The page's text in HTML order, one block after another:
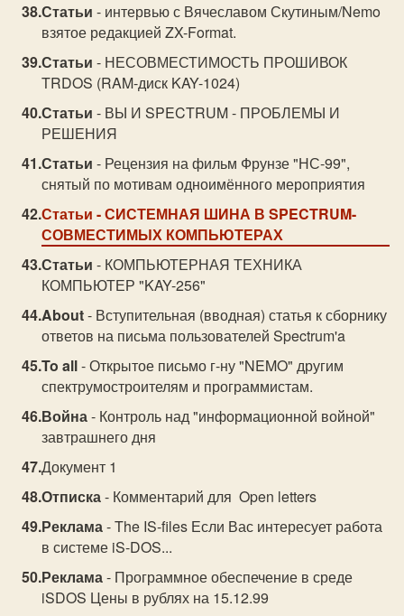
Статьи - интервью с Вячеславом Скутиным/Nemo
взятое редакцией ZX-Format.
Статьи - НЕСОВМЕСТИМОСТЬ ПРОШИВОК
TRDOS (RAM-диск KAY-1024)
Статьи - ВЫ И SPECTRUM - ПРОБЛЕМЫ И
РЕШЕНИЯ
Статьи - Рецензия на фильм Фрунзе "НС-99",
снятый по мотивам одноимённого мероприятия
Статьи - СИСТЕМНАЯ ШИНА В SPECTRUM-
СОВМЕСТИМЫХ КОМПЬЮТЕРАХ
Статьи - КОМПЬЮТЕРНАЯ ТЕХНИКА
КОМПЬЮТЕР "KAY-256"
About- Вступительная (вводная) статья к сборнику
ответов на письма пользователей Spectrum'a
To all- Открытое письмо г-ну "NEMO" другим
спектрумостроителям и программистам.
Война- Контроль над "информационной войной"
завтрашнего дня
Документ 1
Отписка- Комментарий для Open letters
Реклама- The IS-files Если Вас интересует работа
в системе iS-DOS...
Реклама- Программное обеспечение в среде
iSDOS Цены в рублях на 15.12.99